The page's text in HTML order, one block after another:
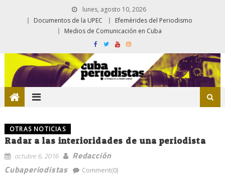
lunes, agosto 10, 2026
Documentos de la UPEC
Efemérides del Periodismo
Medios de Comunicación en Cuba
OTRAS NOTICIAS
Radar a las interioridades de una periodista
octubre 6, 2016
Redacción
Cubaperiodistas
Comment(0)